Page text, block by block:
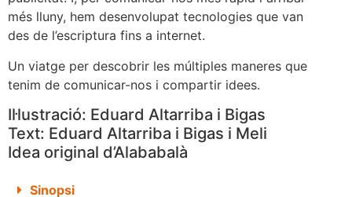
més lluny, hem desenvolupat tecnologies que van
des de l’escriptura fins a internet.
Un viatge per descobrir les múltiples maneres que
tenim de comunicar-nos i compartir idees.
Il·lustració: Eduard Altarriba i Bigas
Text: Eduard Altarriba i Bigas i Meli
Idea original d’Alababalà
Sinopsi